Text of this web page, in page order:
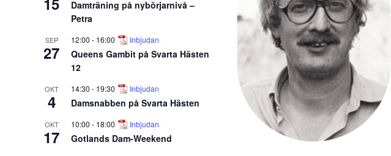
Damträning på nybörjarnivå –
Petra
SEP
27
12:00 - 16:00 Inbjudan
Queens Gambit på Svarta Hästen
12
OKT
4
14:30 - 19:30 Inbjudan
Damsnabben på Svarta Hästen
OKT
17
10:00 - 18:00 Inbjudan
Gotlands Dam-Weekend